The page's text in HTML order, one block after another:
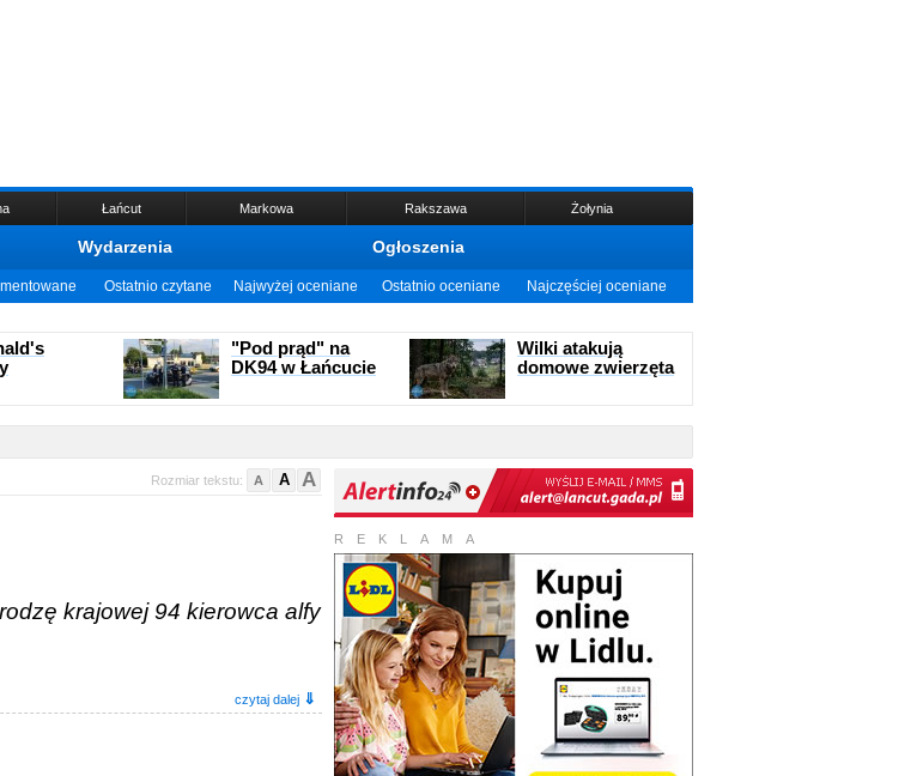
Łańcut Markowa Rakszawa Żołynia
Wydarzenia Ogłoszenia
Ostatnio czytane Najwyżej oceniane Ostatnio oceniane Najczęściej oceniane
"Pod prąd" na
DK94 w Łańcucie
Wilki atakują
domowe zwierzęta
Rozmiar tekstu: A A A
krajowej 94 kierowca alfy
czytaj dalej ⇓
REKLAMA